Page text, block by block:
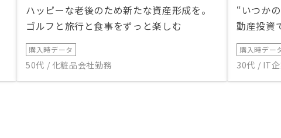
ハッピーな老後のため新たな資産形成を。
ゴルフと旅行と食事をずっと楽しむ
購入時データ
50代 / 化粧品会社勤務
“いつか
動産投資
購入時デー
30代 / IT